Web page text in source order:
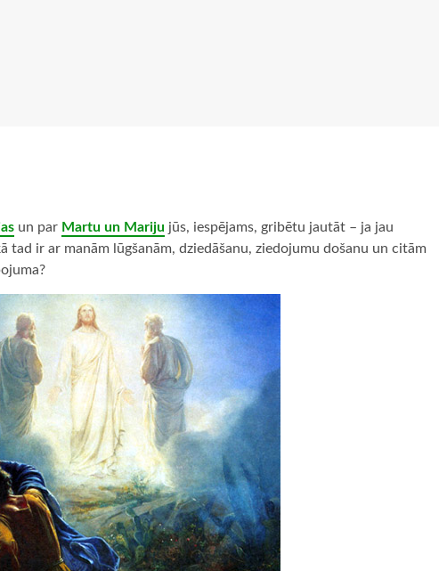
un par Martu un Mariju jūs, iespējams, gribētu jautāt – ja jau
tad ir ar manām lūgšanām, dziedāšanu, ziedojumu došanu un citām